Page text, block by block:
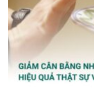
không?
Chuẩn
thai
khỏe
mạnh